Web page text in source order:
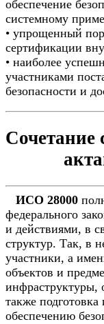
обеспечение
системному
• упрощенный
сертификации
• наиболее
участниками
безопасности и
Сочетание
ИСО 28000
федерального
и действиями, в
структур. Так, в
участники, а
объектов и
инфраструктуры,
также
обеспечению